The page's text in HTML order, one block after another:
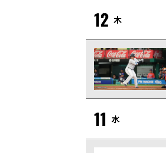
12 木
11 水